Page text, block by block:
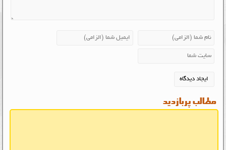
مطالب پربازدید